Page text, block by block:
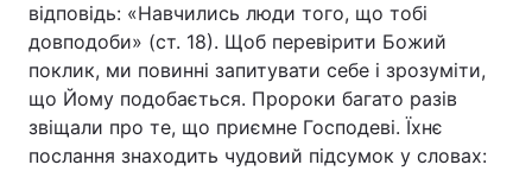
Екологія Регіони
Лонгріди
Відео з Youtube Статті
відповідь: «Навчились люди того, що тобі
довподоби» (ст. 18). Щоб перевірити Божий
поклик, ми повинні запитувати себе і зрозуміти,
що Йому подобається. Пророки багато разів
звіщали про те, що приємне Господеві. Їхнє
послання знаходить чудовий підсумок у словах: